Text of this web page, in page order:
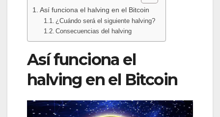
Así funciona el halving en el Bitcoin
¿Cuándo será el siguiente halving?
Consecuencias del halving
Así funciona el
halving en el Bitcoin